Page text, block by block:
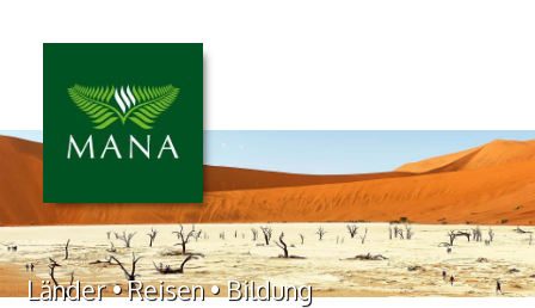
Länder • Reisen • Bildung